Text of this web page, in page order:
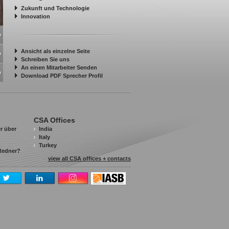
Zukunft und Technologie
Innovation
Ansicht als einzelne Seite
Schreiben Sie uns
An einen Mitarbeiter Senden
Download PDF Sprecher Profil
über
CSA Offices
India
Italy
Turkey
view all CSA offices + contacts